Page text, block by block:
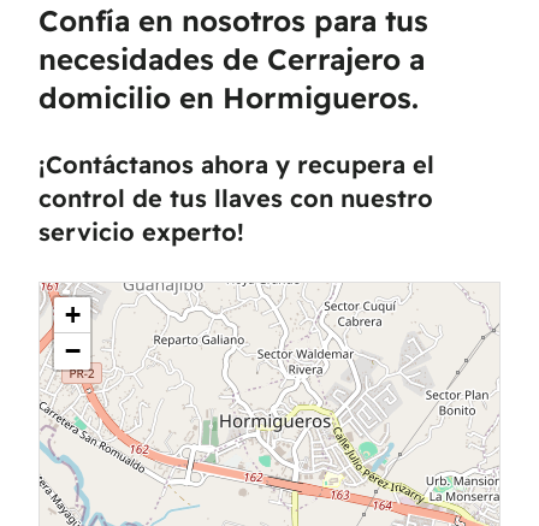
Confía en nosotros para tus
necesidades de Cerrajero a
domicilio en Hormigueros.
¡Contáctanos ahora y recupera el
control de tus llaves con nuestro
servicio experto!
+
−